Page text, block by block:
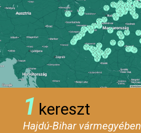
1 kereszt
Hajdú-Bihar vármegyében